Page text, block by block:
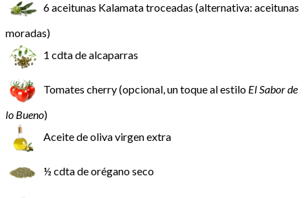
6 aceitunas Kalamata troceadas (alternativa: aceitunas
moradas)
1 cdta de alcaparras
Tomates cherry (opcional, un toque al estilo El Sabor de
lo Bueno)
Aceite de oliva virgen extra
½ cdta de orégano seco